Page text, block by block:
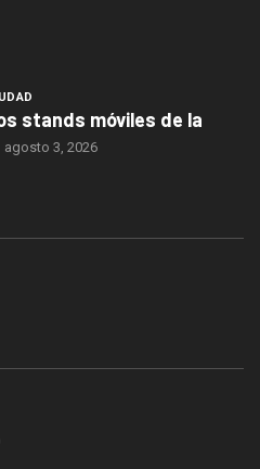
stands móviles de la
agosto 3, 2026